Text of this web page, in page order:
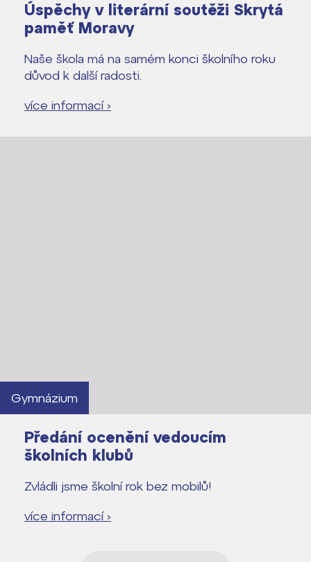
Úspěchy v literární soutěži Skrytá
paměť Moravy
Naše škola má na samém konci školního roku
důvod k další radosti.
více informací ›
Gymnázium
Předání ocenění vedoucím
školních klubů
Zvládli jsme školní rok bez mobilů!
více informací ›